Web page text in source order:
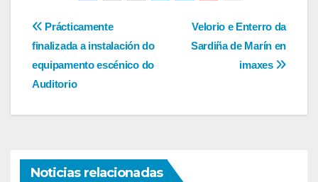
Navegación
de
entradas
Velorio e Enterro da
Sardiña de Marín en
imaxes
Prácticamente
finalizada a instalación do
equipamento escénico do
Auditorio
Noticias relacionadas